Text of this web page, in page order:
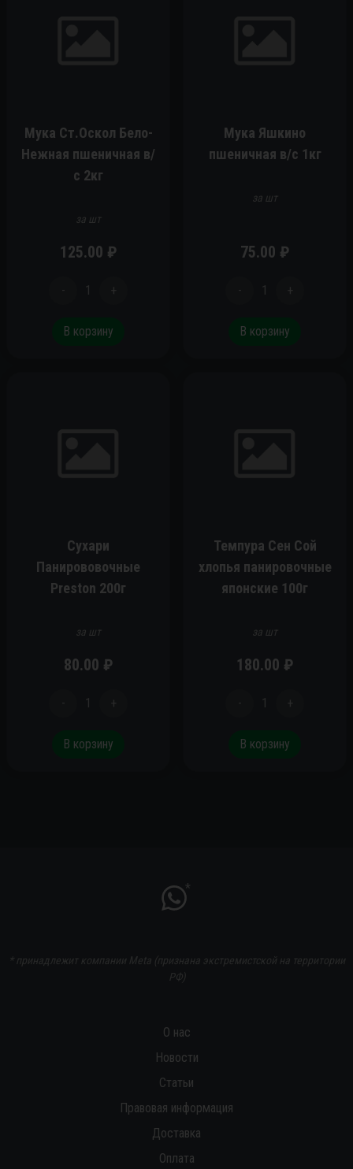
Мука Ст.Оскол Бело-
Нежная пшеничная в/
с 2кг
за шт
125.00 ₽
- 1 +
В корзину
Мука Яшкино
пшеничная в/с 1кг
за шт
75.00 ₽
- 1 +
В корзину
Сухари
Панирововочные
Preston 200г
за шт
80.00 ₽
- 1 +
В корзину
Темпура Сен Сой
хлопья панировочные
японские 100г
за шт
180.00 ₽
- 1 +
В корзину
*
* принадлежит компании Meta (признана экстремистской на территории
РФ)
О нас
Новости
Статьи
Правовая информация
Доставка
Оплата